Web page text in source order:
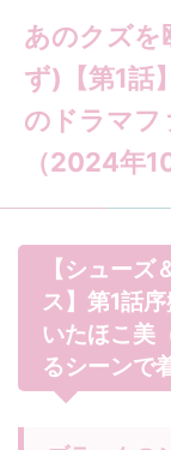
あのクズを
ず)【第1話
のドラマフ
（2024年
【シュー
ス】第1話
いたほこ美
るシーンで